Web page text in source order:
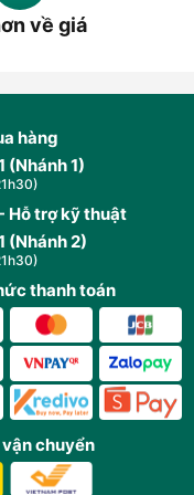
về giá
hàng
(Nhánh 1)
Hỗ trợ kỹ thuật
(Nhánh 2)
thanh toán
chuyển